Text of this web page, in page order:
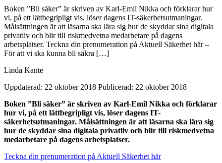
Boken ”Bli säker” är skriven av Karl-Emil Nikka och förklarar hur
vi, på ett lättbegripligt vis, löser dagens IT-säkerhetsutmaningar.
Målsättningen är att läsarna ska lära sig hur de skyddar sina digitala
privatliv och blir till riskmedvetna medarbetare på dagens
arbetsplatser. Teckna din prenumeration på Aktuell Säkerhet här –
För att vi ska kunna bli säkra […]
Linda Kante
Uppdaterad: 22 oktober 2018 Publicerad: 22 oktober 2018
Boken ”Bli säker” är skriven av Karl-Emil Nikka och förklarar
hur vi, på ett lättbegripligt vis, löser dagens IT-
säkerhetsutmaningar. Målsättningen är att läsarna ska lära sig
hur de skyddar sina digitala privatliv och blir till riskmedvetna
medarbetare på dagens arbetsplatser.
Teckna din prenumeration på Aktuell Säkerhet här